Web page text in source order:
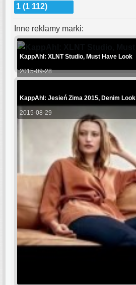
1 (1 112)
Inne reklamy marki:
KappAhl: XLNT Studio, Must Have Look
2015-09-28
KappAhl: Jesień Zima 2015, Denim Look
2015-08-29